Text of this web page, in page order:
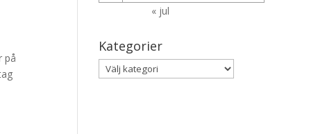
på
« jul
Kategorier
Kategorier